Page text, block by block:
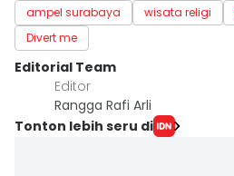
ampel surabaya wisata religi
Divert me
Editorial Team
Editor
Rangga Rafi Arli
Tonton lebih seru di